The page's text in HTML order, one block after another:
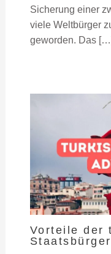
Sicherung einer
viele Weltbürger
geworden. Das
Vorteile der